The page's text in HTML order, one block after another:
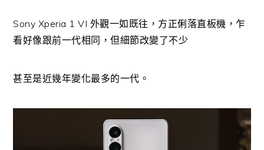
Sony Xperia 1 VI 外觀一如既往，方正俐落直板機，乍
看好像跟前一代相同，但細節改變了不少
甚至是近幾年變化最多的一代。